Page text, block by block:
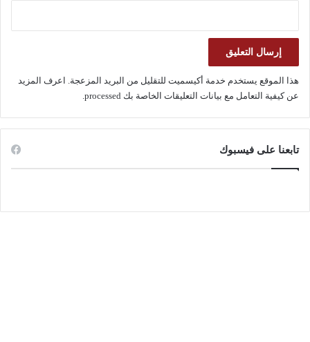
هذا الموقع يستخدم خدمة أكيسميت للتقليل من البريد المزعجة. اعرف المزيد
عن كيفية التعامل مع بيانات التعليقات الخاصة بك processed
.
تابعنا على فيسبوك